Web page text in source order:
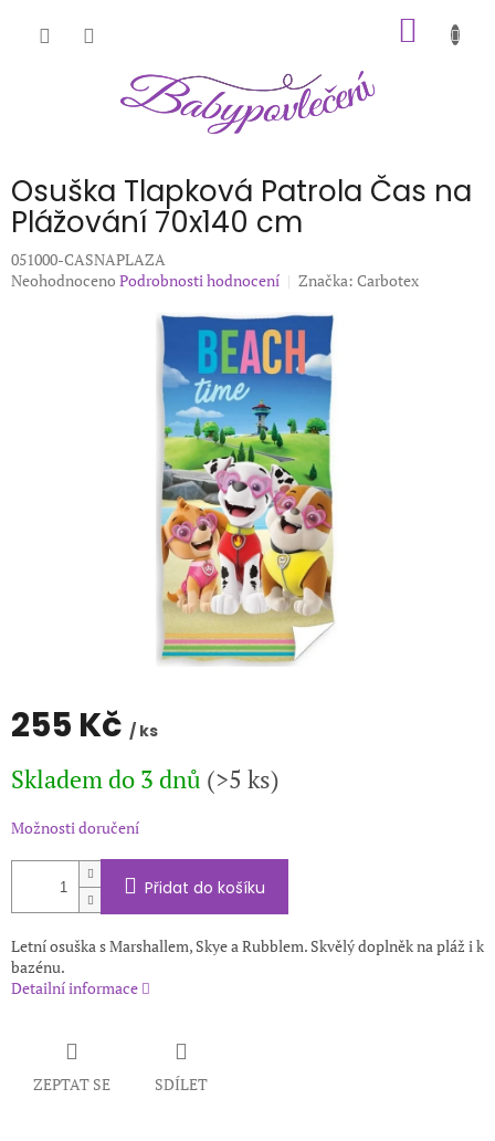
Osuška Tlapková Patrola Čas na
Plážování 70x140 cm
051000-CASNAPLAZA
Průměrné
Neohodnoceno Podrobnosti hodnocení Značka: Carbotex
255 Kč / ks
cena:
Skladem do 3 dnů (>5 ks)
Možnosti doručení
Přidat do košíku
Letní osuška s Marshallem, Skye a Rubblem. Skvělý doplněk na pláž i k
bazénu.
Detailní informace
ZEPTAT SE SDÍLET